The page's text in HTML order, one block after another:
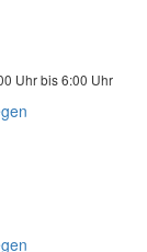
Uhr bis 6:00 Uhr